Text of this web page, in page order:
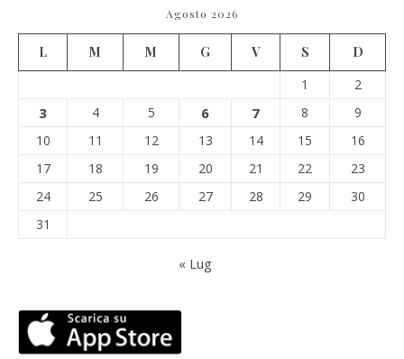
Agosto 2026
L M M G V S
D
1
2
3 4 5 6 7 8
9
10
11 12 13 14 15
16
17
18 19 20 21 22
23
24
25 26 27 28 29
30
31
« Lug